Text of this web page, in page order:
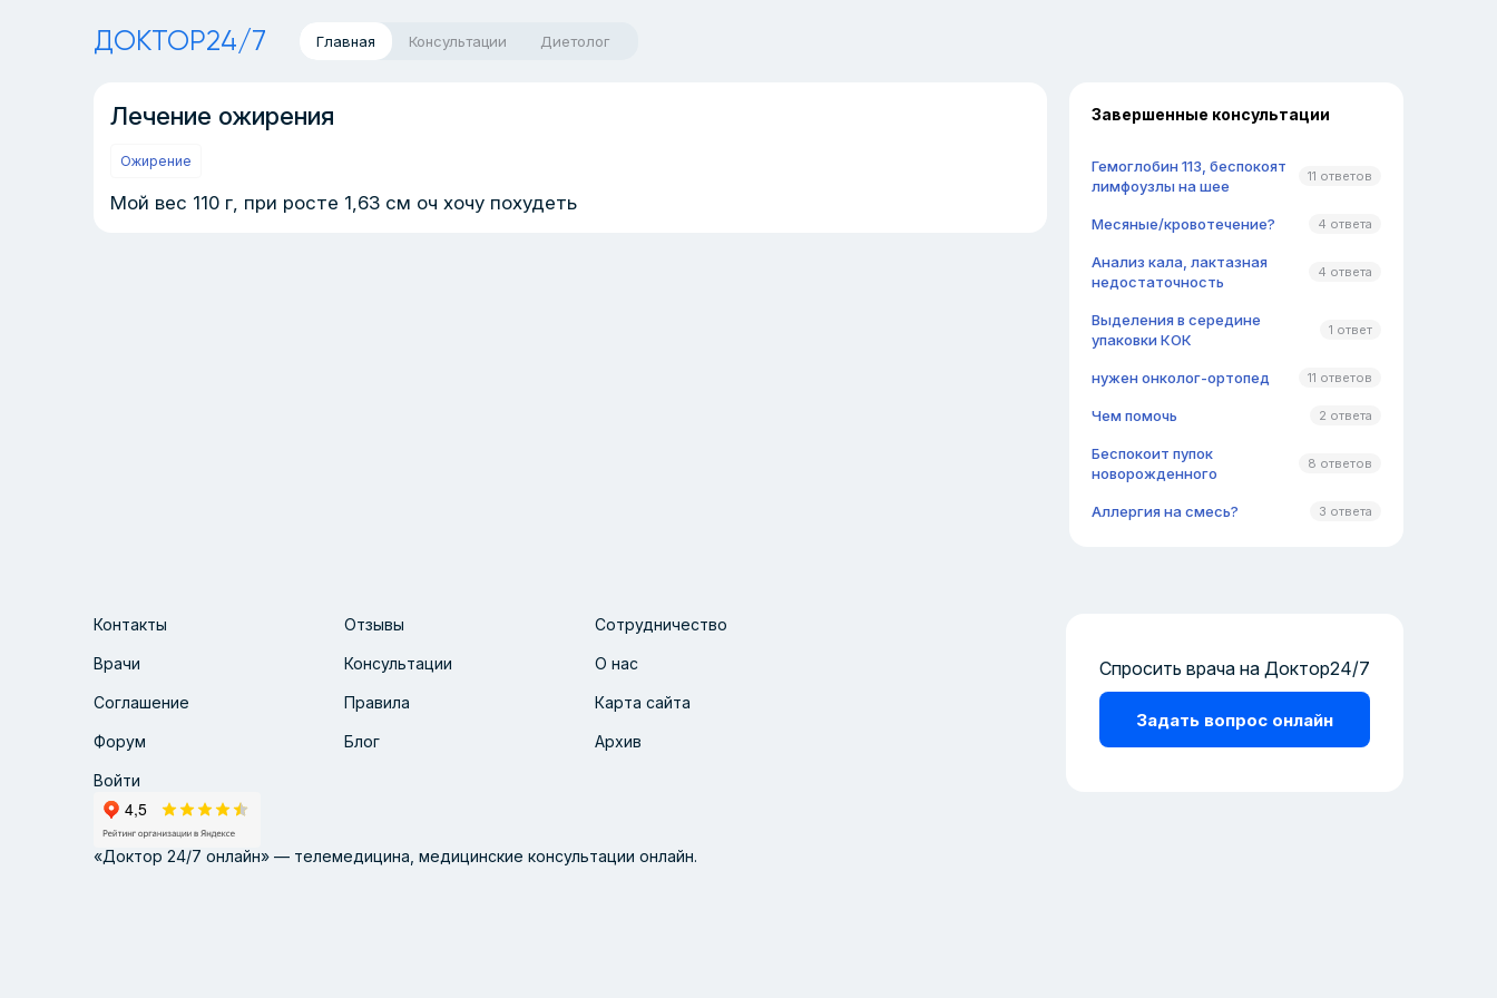
ДОКТОР24/7 Главная Консультации Диетолог
Лечение ожирения
Ожирение
Мой вес 110 г, при росте 1,63 см оч хочу похудеть
Завершенные консультации
Гемоглобин 113, беспокоят
лимфоузлы на шее
11 ответов
Месяные/кровотечение? 4 ответа
Анализ кала, лактазная
недостаточность
4 ответа
Выделения в середине
упаковки КОК
1 ответ
нужен онколог-ортопед 11 ответов
Чем помочь 2 ответа
Беспокоит пупок
новорожденного
8 ответов
Аллергия на смесь? 3 ответа
Контакты Отзывы Сотрудничество
Врачи Консультации О нас
Соглашение Правила Карта сайта
Форум Блог Архив
Войти
Спросить врача на Доктор24/7
Задать вопрос онлайн
«Доктор 24/7 онлайн» — телемедицина, медицинские консультации онлайн.